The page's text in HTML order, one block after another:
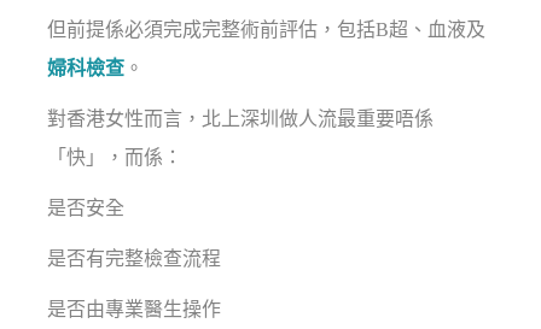
但前提係必須完成完整術前評估，包括B超、血液及
婦科檢查 。
對香港女性而言，北上深圳做人流最重要唔係
「快」，而係：
是否安全
是否有完整檢查流程
是否由專業醫生操作